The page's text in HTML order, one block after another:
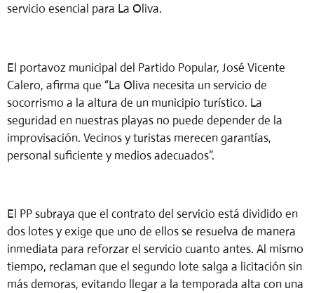
servicio esencial para La Oliva.
El portavoz municipal del Partido Popular, José Vicente
Calero, afirma que “La Oliva necesita un servicio de
socorrismo a la altura de un municipio turístico. La
seguridad en nuestras playas no puede depender de la
improvisación. Vecinos y turistas merecen garantías,
personal suficiente y medios adecuados”.
El PP subraya que el contrato del servicio está dividido en
dos lotes y exige que uno de ellos se resuelva de manera
inmediata para reforzar el servicio cuanto antes. Al mismo
tiempo, reclaman que el segundo lote salga a licitación sin
más demoras, evitando llegar a la temporada alta con una